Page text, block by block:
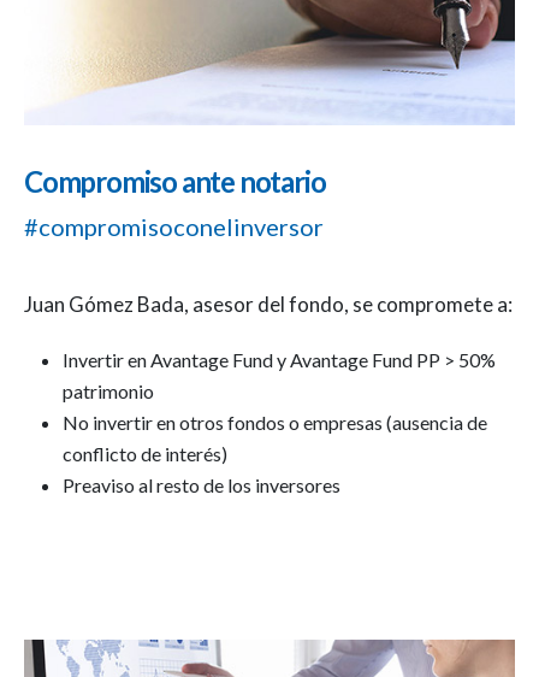
Compromiso ante notario
#compromisoconelinversor
Juan Gómez Bada, asesor del fondo, se compromete a:
Invertir en Avantage Fund y Avantage Fund PP > 50%
patrimonio
No invertir en otros fondos o empresas (ausencia de
conflicto de interés)
Preaviso al resto de los inversores